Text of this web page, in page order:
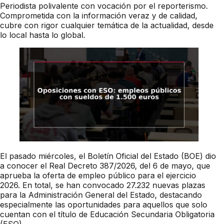
Periodista polivalente con vocación por el reporterismo.
Comprometida con la información veraz y de calidad,
cubre con rigor cualquier temática de la actualidad, desde
lo local hasta lo global.
El pasado miércoles, el Boletín Oficial del Estado (BOE) dio
a conocer el Real Decreto 387/2026, del 6 de mayo, que
aprueba la oferta de empleo público para el ejercicio
2026. En total, se han convocado 27.232 nuevas plazas
para la Administración General del Estado, destacando
especialmente las oportunidades para aquellos que solo
cuentan con el título de Educación Secundaria Obligatoria